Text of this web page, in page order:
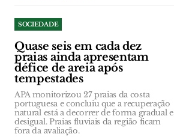
SOCIEDADE
Quase seis em cada dez
praias ainda apresentam
défice de areia após
tempestades
APA monitorizou 27 praias da costa
portuguesa e concluiu que a recuperação
natural está a decorrer de forma gradual e
desigual. Praias fluviais da região ficam
fora da avaliação.